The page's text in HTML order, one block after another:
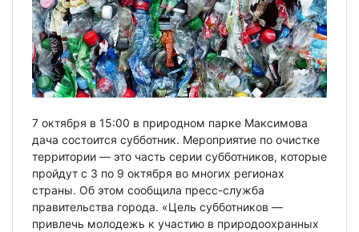
7 октября в 15:00 в природном парке Максимова
дача состоится субботник. Мероприятие по очистке
территории — это часть серии субботников, которые
пройдут с 3 по 9 октября во многих регионах
страны. Об этом сообщила пресс-служба
правительства города. «Цель субботников —
привлечь молодежь к участию в природоохранных